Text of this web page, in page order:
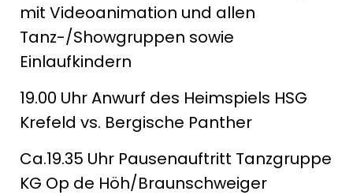
mit Videoanimation und allen
Tanz-/Showgruppen sowie
Einlaufkindern
19.00 Uhr Anwurf des Heimspiels HSG
Krefeld vs. Bergische Panther
Ca.19.35 Uhr Pausenauftritt Tanzgruppe
KG Op de Höh/Braunschweiger